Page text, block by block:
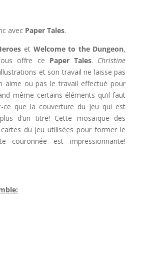
avec Paper Tales.
et Welcome to the Dungeon,
offre ce Paper Tales. Christine
et son travail ne laisse pas
aime ou pas le travail effectué pour
même certains éléments qu’il faut
ce que la couverture du jeu qui est
d’un titre! Cette mosaïque des
du jeu utilisées pour former le
couronnée est impressionnante!